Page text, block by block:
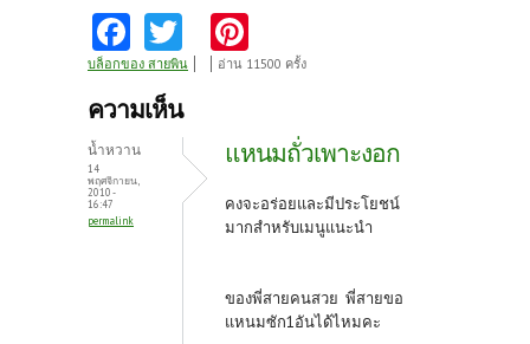
Fa
ce
b
o
o
k
w
itt
er
nt
es
t
บล็อกของ สายพิน อ่าน 11500 ครั้ง
ความเห็น
น้ำหวาน
14
พฤศจิกายน,
2010 -
16:47
permalink
แหนมถั่วเพาะงอก
คงจะอร่อยและมีประโยชน์
มากสำหรับเมนูแนะนำ
ของพี่สายคนสวย พี่สายขอ
แหนมซัก1อันได้ไหมคะ